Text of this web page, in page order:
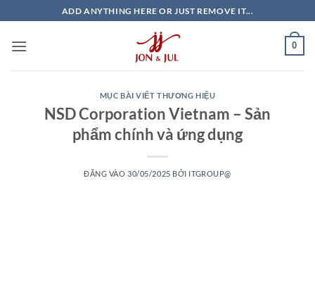
qua
nội
ADD ANYTHING HERE OR JUST REMOVE IT...
0
MỤC BÀI VIẾT THƯƠNG HIỆU
NSD Corporation Vietnam – Sản
phẩm chính và ứng dụng
ĐĂNG VÀO 30/05/2025 BỞI ITGROUP@